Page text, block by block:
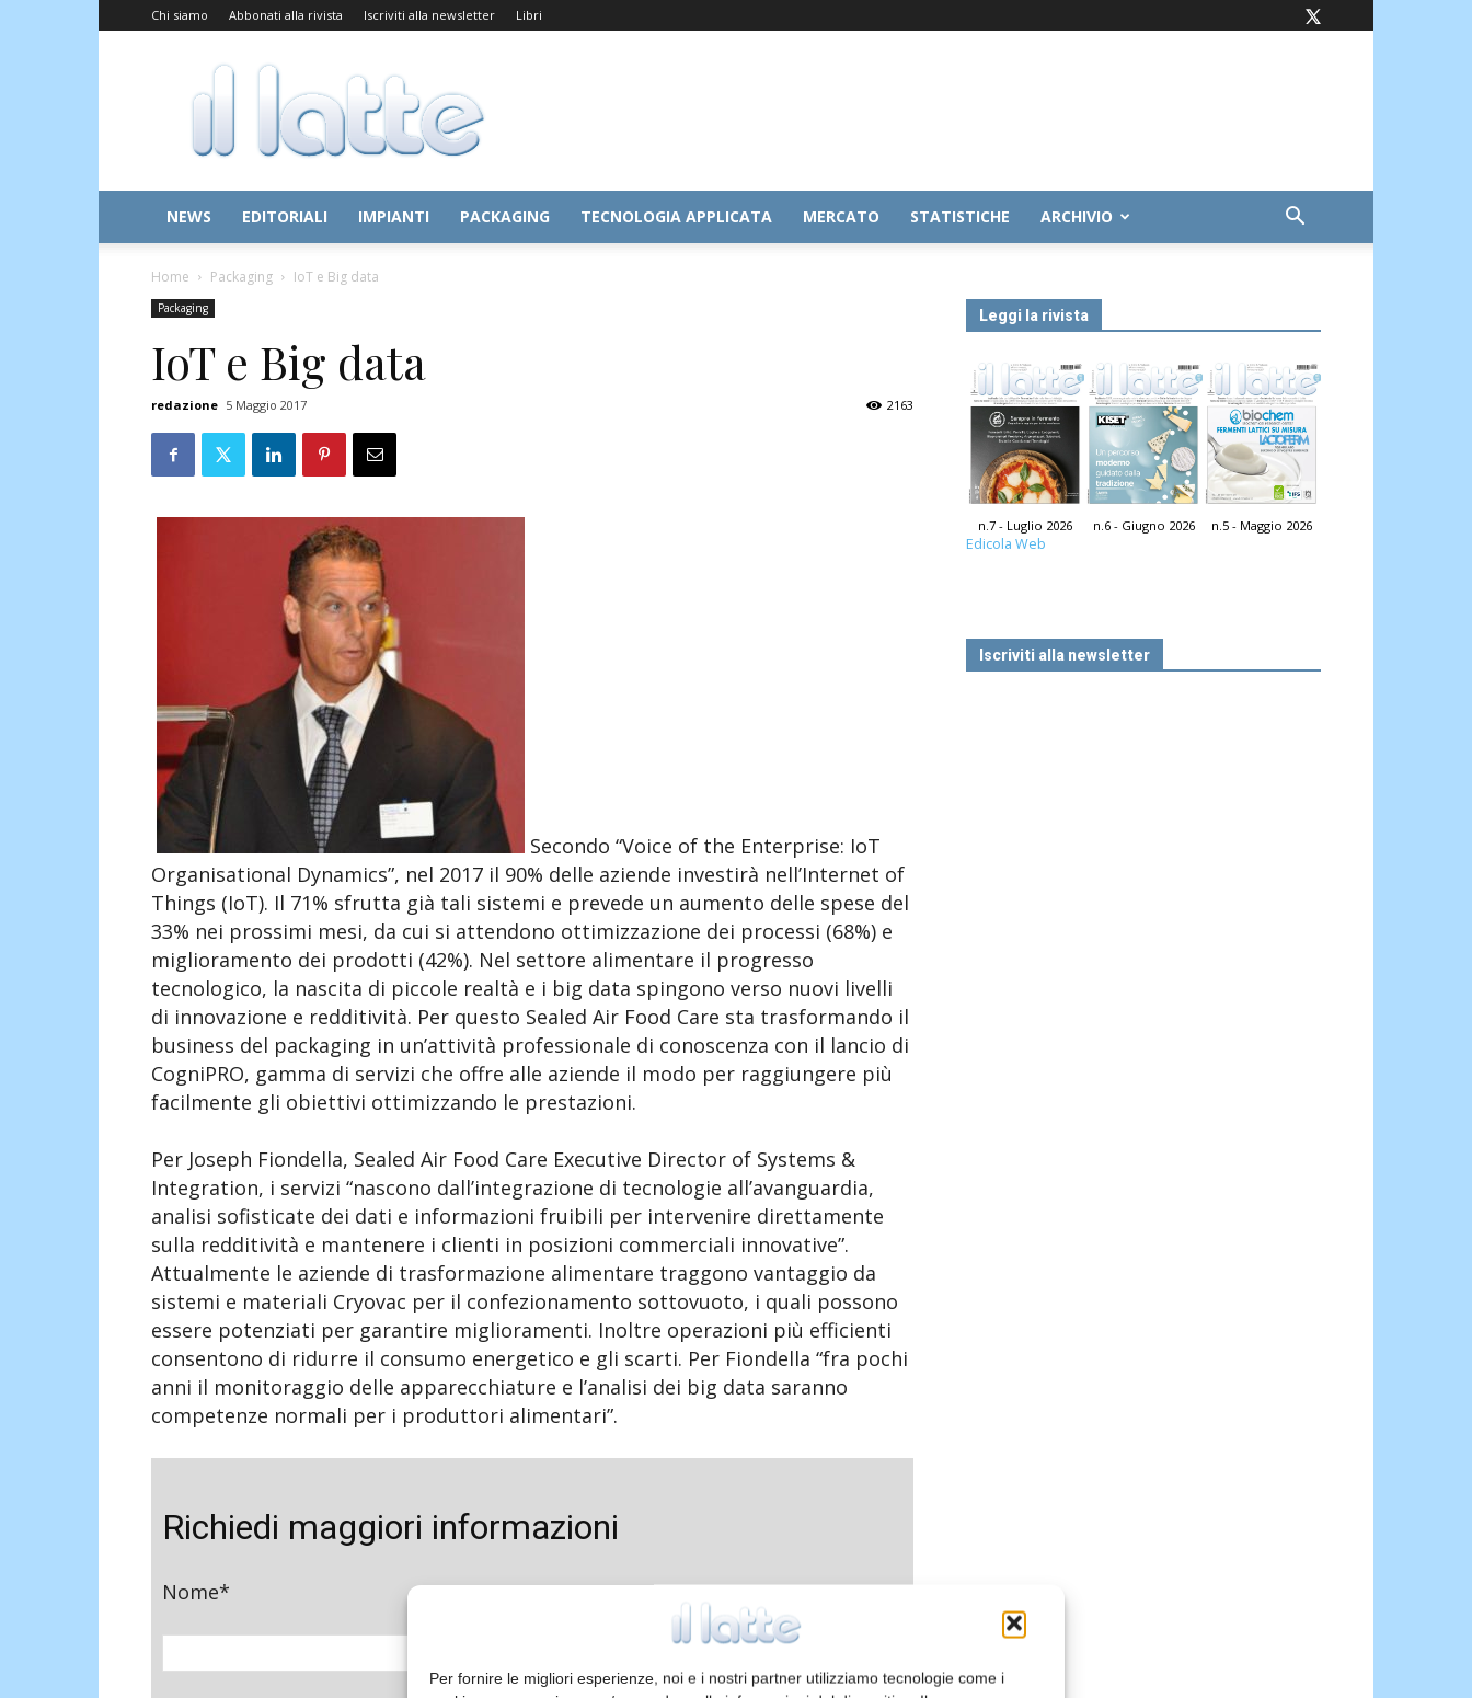
Per fornire le migliori esperienze, noi e i nostri partner utilizziamo tecnologie come i
Chi siamo Abbonati alla rivista Iscriviti alla newsletter Libri
Il
Latte
NEWS EDITORIALI IMPIANTI PACKAGING TECNOLOGIA APPLICATA MERCATO STATISTICHE ARCHIVIO
Home Packaging IoT e Big data
Packaging
IoT e Big data
redazione 5 Maggio 2017 2163
Secondo “Voice of the Enterprise: IoT
Organisational Dynamics”, nel 2017 il 90% delle aziende investirà nell’Internet of
Things (IoT). Il 71% sfrutta già tali sistemi e prevede un aumento delle spese del
33% nei prossimi mesi, da cui si attendono ottimizzazione dei processi (68%) e
miglioramento dei prodotti (42%). Nel settore alimentare il progresso
tecnologico, la nascita di piccole realtà e i big data spingono verso nuovi livelli
di innovazione e redditività. Per questo Sealed Air Food Care sta trasformando il
business del packaging in un’attività professionale di conoscenza con il lancio di
CogniPRO, gamma di servizi che offre alle aziende il modo per raggiungere più
facilmente gli obiettivi ottimizzando le prestazioni.
Per Joseph Fiondella, Sealed Air Food Care Executive Director of Systems &
Integration, i servizi “nascono dall’integrazione di tecnologie all’avanguardia,
analisi sofisticate dei dati e informazioni fruibili per intervenire direttamente
sulla redditività e mantenere i clienti in posizioni commerciali innovative”.
Attualmente le aziende di trasformazione alimentare traggono vantaggio da
sistemi e materiali Cryovac per il confezionamento sottovuoto, i quali possono
essere potenziati per garantire miglioramenti. Inoltre operazioni più efficienti
consentono di ridurre il consumo energetico e gli scarti. Per Fiondella “fra pochi
anni il monitoraggio delle apparecchiature e l’analisi dei big data saranno
competenze normali per i produttori alimentari”.
Richiedi maggiori informazioni
Nome*
Leggi la rivista
n.7 - Luglio 2026 n.6 - Giugno 2026 n.5 - Maggio 2026
Edicola Web
Iscriviti alla newsletter